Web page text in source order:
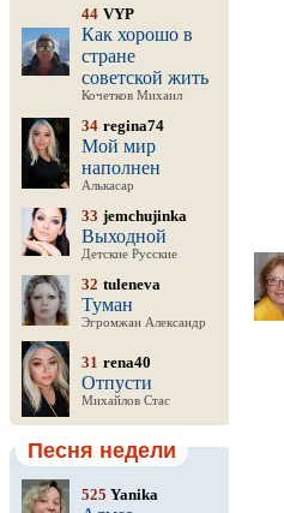
44 VYP
Как хорошо в
стране
советской жить
Кочетков Михаил
34 regina74
Мой мир
наполнен
Алькасар
33 jemchujinka
Выходной
Детские Русские
32 tuleneva
Туман
Эгромжан Александр
31 rena40
Отпусти
Михайлов Стас
Песня недели
525 Yanika